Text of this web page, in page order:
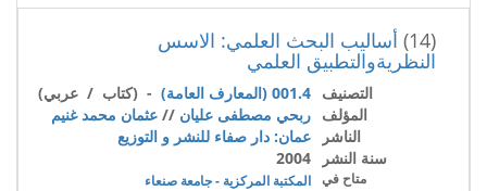
(14) أساليب البحث العلمي: الاسس
النظريةوالتطبيق العلمي
التصنيف 001.4 (المعارف العامة)
- (كتاب / عربي)
المؤلف ربحي مصطفى عليان // عثمان محمد غنيم
الناشر
عمان: دار صفاء للنشر و التوزيع
سنة النشر
2004
متاح في المكتبة المركزية - جامعة صنعاء